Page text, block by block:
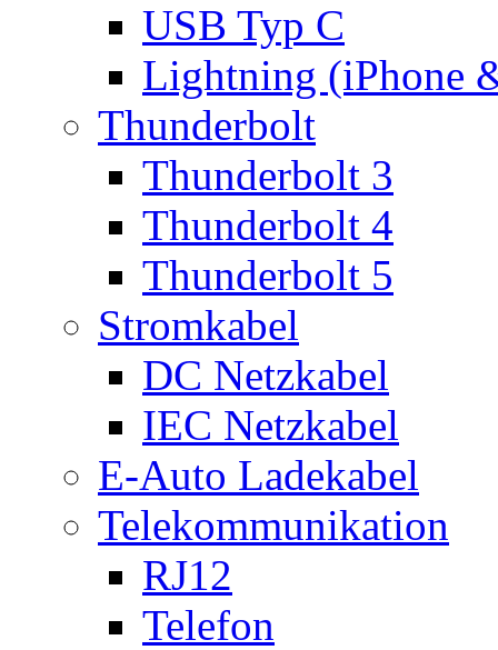
USB Typ C
Lightning (iPhone
Thunderbolt
Thunderbolt 3
Thunderbolt 4
Thunderbolt 5
Stromkabel
DC Netzkabel
IEC Netzkabel
E-Auto Ladekabel
Telekommunikation
RJ12
Telefon